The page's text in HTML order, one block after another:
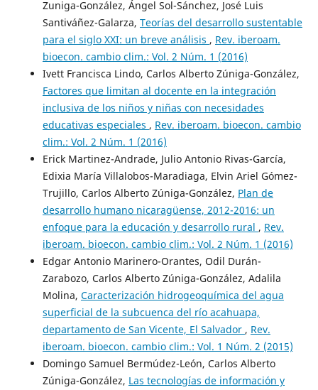
Zuniga-González, Ángel Sol-Sánchez, José Luis
Santiváñez-Galarza, Teorías del desarrollo sustentable
para el siglo XXI: un breve análisis , Rev. iberoam.
bioecon. cambio clim.: Vol. 2 Núm. 1 (2016)
Ivett Francisca Lindo, Carlos Alberto Zúniga-González,
Factores que limitan al docente en la integración
inclusiva de los niños y niñas con necesidades
educativas especiales , Rev. iberoam. bioecon. cambio
clim.: Vol. 2 Núm. 1 (2016)
Erick Martinez-Andrade, Julio Antonio Rivas-García,
Edixia María Villalobos-Maradiaga, Elvin Ariel Gómez-
Trujillo, Carlos Alberto Zúniga-González, Plan de
desarrollo humano nicaragüense, 2012-2016: un
enfoque para la educación y desarrollo rural , Rev.
iberoam. bioecon. cambio clim.: Vol. 2 Núm. 1 (2016)
Edgar Antonio Marinero-Orantes, Odil Durán-
Zarabozo, Carlos Alberto Zúniga-González, Adalila
Molina, Caracterización hidrogeoquímica del agua
superficial de la subcuenca del río acahuapa,
departamento de San Vicente, El Salvador , Rev.
iberoam. bioecon. cambio clim.: Vol. 1 Núm. 2 (2015)
Domingo Samuel Bermúdez-León, Carlos Alberto
Zúniga-González, Las tecnologías de información y